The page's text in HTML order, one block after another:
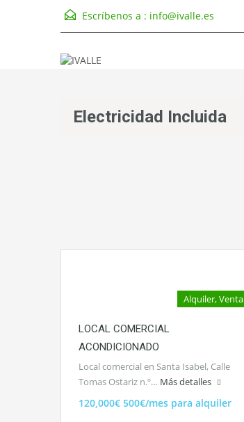
Escríbenos a : info@ivalle.es
Electricidad Incluida
Alquiler, Venta
LOCAL COMERCIAL
ACONDICIONADO
Local comercial en Santa Isabel, Calle
Tomas Ostariz n.º… Más detalles
120,000€ 500€/mes para alquiler